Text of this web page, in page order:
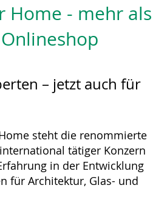
Home - mehr als
– jetzt auch für
steht die renommierte
tätiger Konzern
in der Entwicklung
für Architektur, Glas- und